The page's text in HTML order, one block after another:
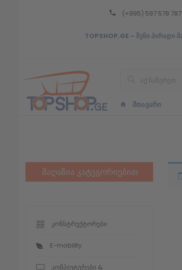
(+995) 597 578 787
TOPSHOP.GE – შენი პირადი
ᲛᲗᲐᲕᲐᲠᲘ
მაღაზია კატეგორიებით
კონსტრუქტორები
E-mobility
კომპიუტერები &